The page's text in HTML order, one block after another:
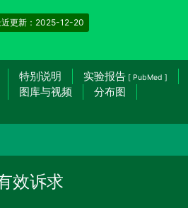
近更新：2025-12-20
特别说明 实验报告 [ PubMed ]
图库与视频
分布图
效诉求